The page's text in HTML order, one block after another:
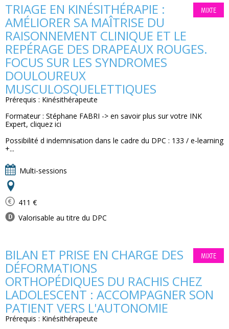
MIXTE
TRIAGE EN KINÉSITHÉRAPIE :
AMÉLIORER SA MAÎTRISE DU
RAISONNEMENT CLINIQUE ET LE
REPÉRAGE DES DRAPEAUX ROUGES.
FOCUS SUR LES SYNDROMES
DOULOUREUX
MUSCULOSQUELETTIQUES
Prérequis : Kinésithérapeute
Formateur : Stéphane FABRI -> en savoir plus sur votre INK
Expert, cliquez ici
Possibilité d indemnisation dans le cadre du DPC : 133 / e-learning
+...
Multi-sessions
411 €
Valorisable au titre du DPC
MIXTE
BILAN ET PRISE EN CHARGE DES
DÉFORMATIONS
ORTHOPÉDIQUES DU RACHIS CHEZ
LADOLESCENT : ACCOMPAGNER SON
PATIENT VERS L'AUTONOMIE
Prérequis : Kinésithérapeute